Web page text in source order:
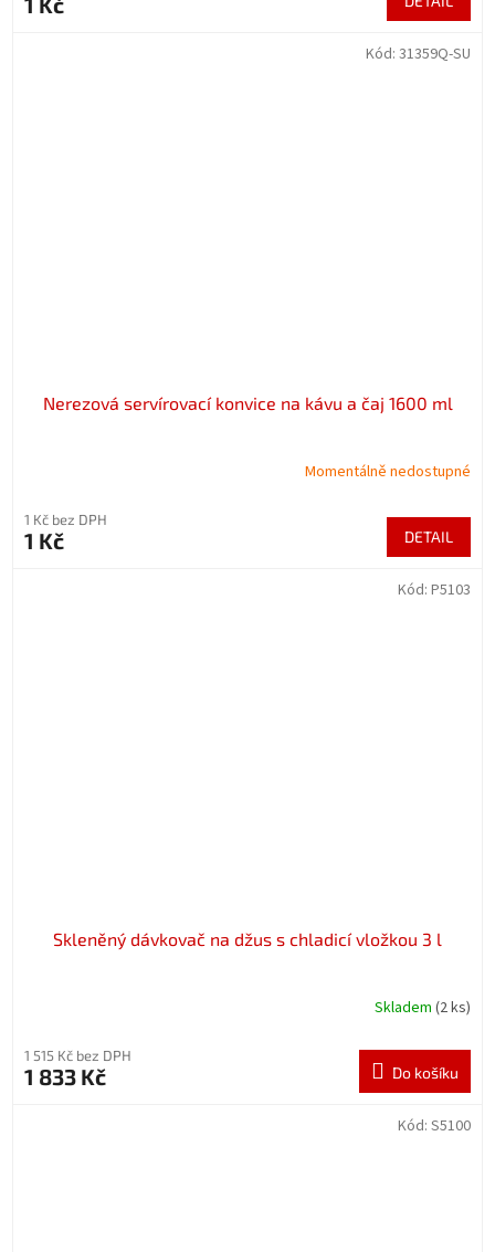
Nerezová servírovací konvice na kávu a čaj 1600 ml
Momentálně nedostupné
1 Kč bez DPH
1 Kč DETAIL
Kód: 31359Q-SU
Skleněný dávkovač na džus s chladicí vložkou 3 l
Skladem (2 ks)
1 515 Kč bez DPH
1 833 Kč Do košíku
Kód: P5103
Kód: S5100